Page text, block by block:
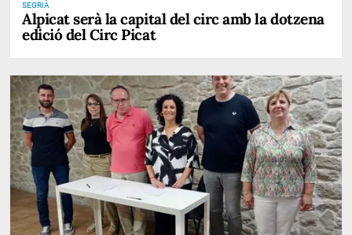
SEGRIÀ
Alpicat serà la capital del circ amb la dotzena
edició del Circ Picat